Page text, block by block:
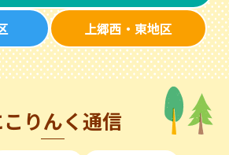
上郷西・東地区
こりんく通信